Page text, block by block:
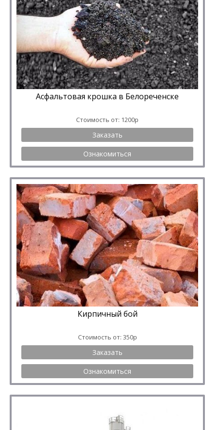
Асфальтовая крошка в Белореченске
Стоимость от: 1200р
Заказать
Ознакомиться
Кирпичный бой
Стоимость от: 350р
Заказать
Ознакомиться